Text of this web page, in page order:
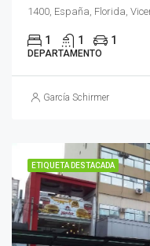
1 1 1
DEPARTAMENTO
García Schirmer
ETIQUETA DESTACADA